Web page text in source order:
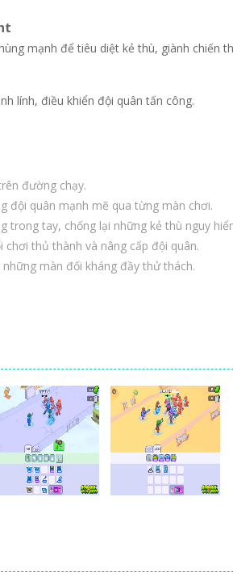
mạnh để tiêu diệt kẻ thù, giành chiến
lính, điều khiển đội quân tấn công.
đường chạy.
đội quân mạnh mẽ qua từng màn chơi.
trong tay, chống lại những kẻ thù nguy
thủ thành và nâng cấp đội quân.
màn đối kháng đầy thử thách.